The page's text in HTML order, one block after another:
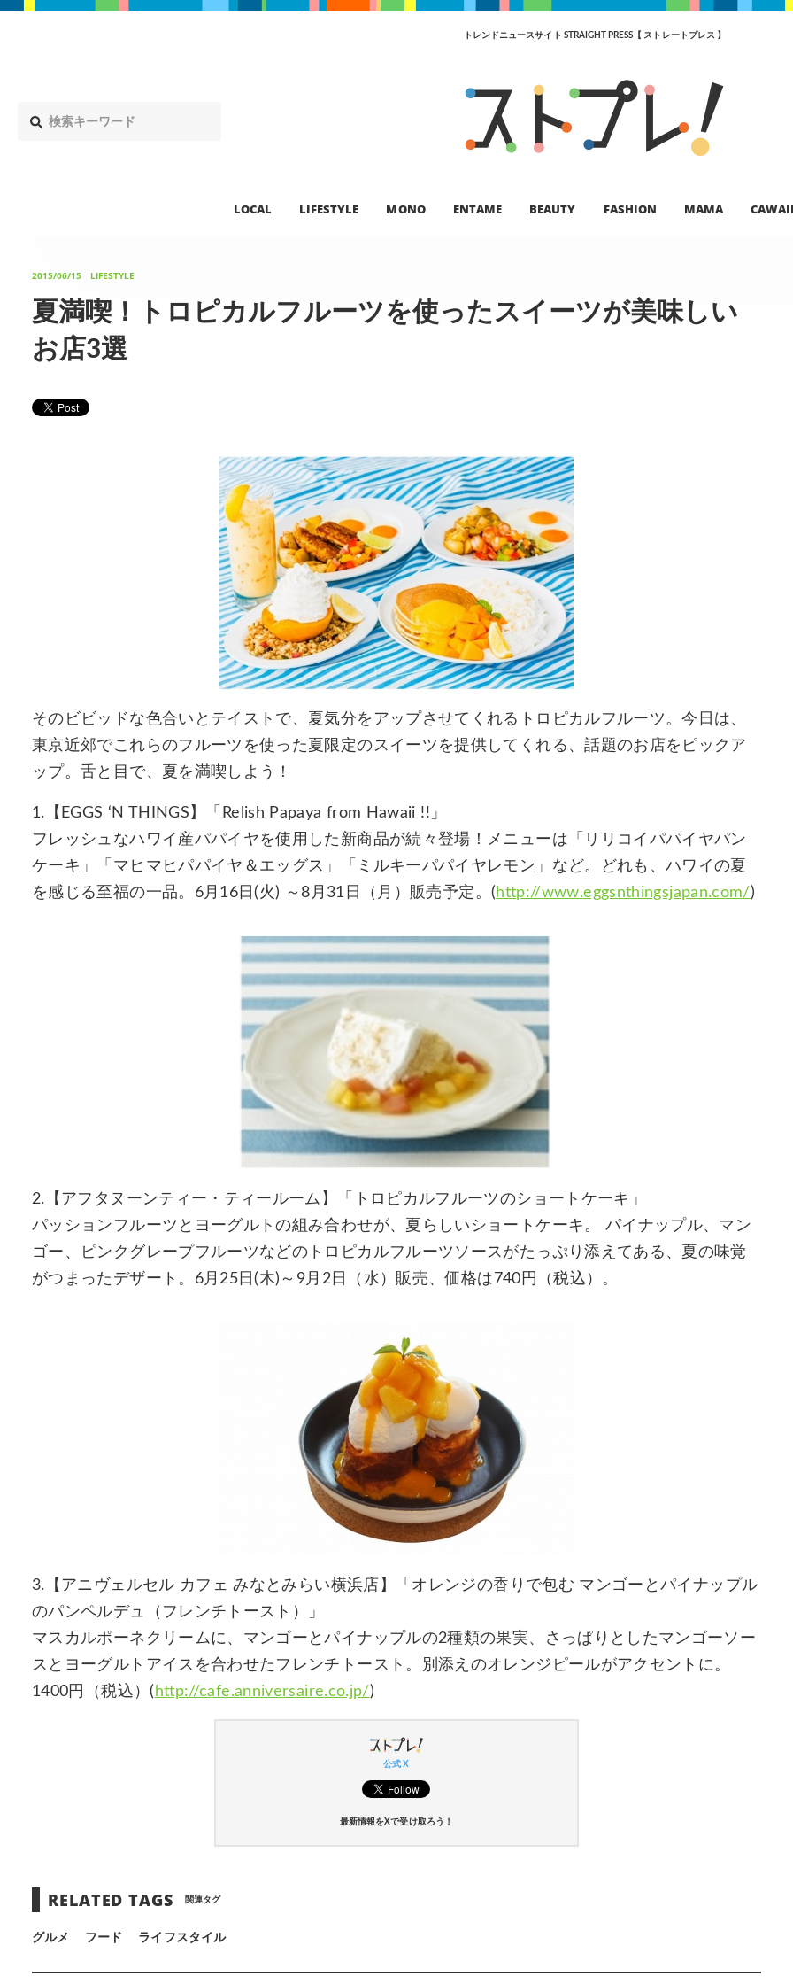
トレンドニュースサイト STRAIGHT PRESS【 ストレートプレス 】
LOCAL LIFESTYLE MONO ENTAME BEAUTY FASHION MAMA
2015/06/15 LIFESTYLE
夏満喫！トロピカルフルーツを使ったスイーツが美味しい
お店3選
そのビビッドな色合いとテイストで、夏気分をアップさせてくれるトロピカルフルーツ。今日は、
東京近郊でこれらのフルーツを使った夏限定のスイーツを提供してくれる、話題のお店をピックア
ップ。舌と目で、夏を満喫しよう！
1.【EGGS ‘N THINGS】「Relish Papaya from Hawaii !!」
フレッシュなハワイ産パパイヤを使用した新商品が続々登場！メニューは「リリコイパパイヤパン
ケーキ」「マヒマヒパパイヤ＆エッグス」「ミルキーパパイヤレモン」など。どれも、ハワイの夏
を感じる至福の一品。6月16日(火) ～8月31日（月）販売予定。( http://www.eggsnthingsjapan.com/)
2.【アフタヌーンティー・ティールーム】「トロピカルフルーツのショートケーキ」
パッションフルーツとヨーグルトの組み合わせが、夏らしいショートケーキ。 パイナップル、マン
ゴー、ピンクグレープフルーツなどのトロピカルフルーツソースがたっぷり添えてある、夏の味覚
がつまったデザート。6月25日(木)～9月2日（水）販売、価格は740円（税込）。
3.【アニヴェルセル カフェ みなとみらい横浜店】「オレンジの香りで包む マンゴーとパイナップル
のパンペルデュ（フレンチトースト）」
マスカルポーネクリームに、マンゴーとパイナップルの2種類の果実、さっぱりとしたマンゴーソー
スとヨーグルトアイスを合わせたフレンチトースト。別添えのオレンジピールがアクセントに。
1400円（税込）( http://cafe.anniversaire.co.jp/)
公式 X
最新情報をXで受け取ろう！
RELATED TAGS 関連タグ
グルメ フード ライフスタイル